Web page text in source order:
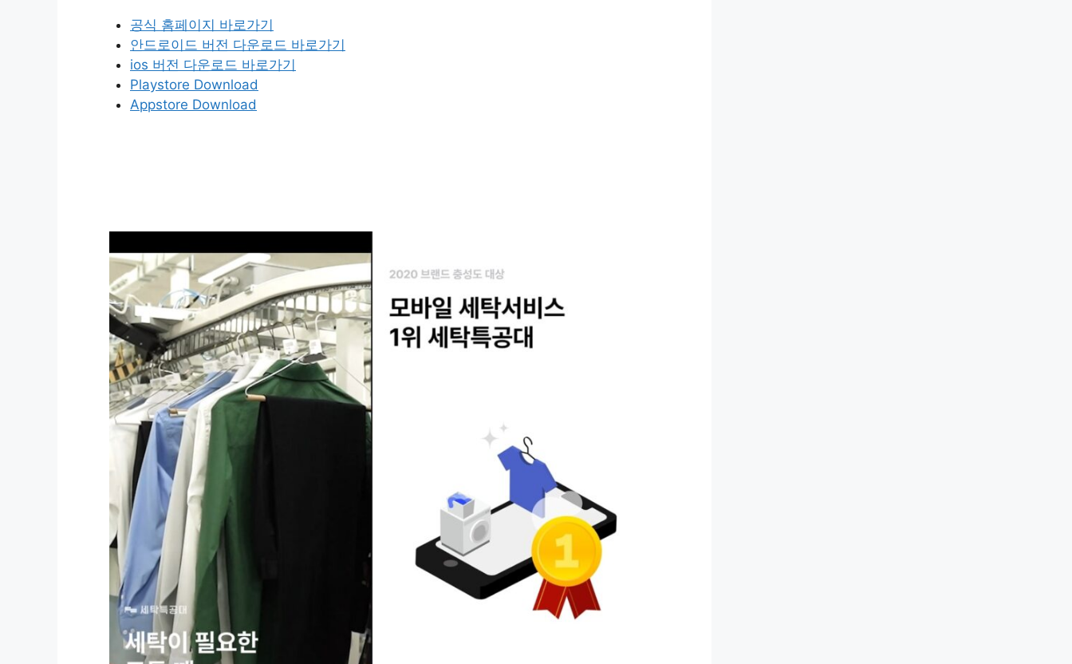
공식 홈페이지 바로가기
안드로이드 버전 다운로드 바로가기
ios 버전 다운로드 바로가기
Playstore Download
Appstore Download